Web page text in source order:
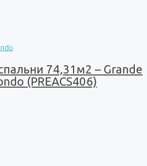
74,31м2 – Grande
(PREACS406)